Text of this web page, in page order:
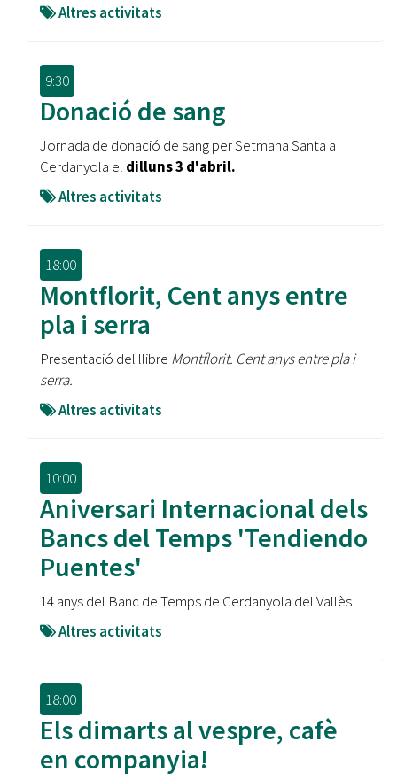
Altres activitats
9:30
Donació de sang
Jornada de donació de sang per Setmana Santa a
Cerdanyola el dilluns 3 d'abril.
Altres activitats
18:00
Montflorit, Cent anys entre
pla i serra
Presentació del llibre Montflorit. Cent anys entre pla i
serra.
Altres activitats
10:00
Aniversari Internacional dels
Bancs del Temps 'Tendiendo
Puentes'
14 anys del Banc de Temps de Cerdanyola del Vallès.
Altres activitats
18:00
Els dimarts al vespre, cafè
en companyia!